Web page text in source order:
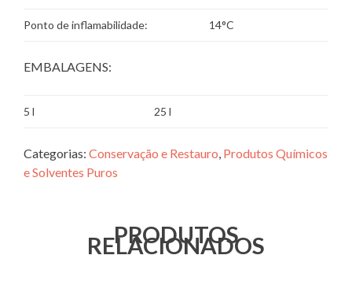
Ponto de inflamabilidade: 14°C
EMBALAGENS:
5 l 25 l
Categorias: Conservação e Restauro, Produtos Químicos
e Solventes Puros
PRODUTOS
RELACIONADOS